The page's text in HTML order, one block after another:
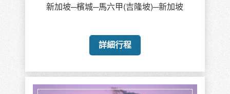
新加坡─檳城─馬六甲(吉隆坡)─新加坡
詳細行程